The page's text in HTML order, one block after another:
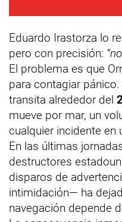
Eduardo Irastorza lo
pero con precisión:
El problema es que
para contagiar
transita alrededor del
mueve por mar, un
cualquier incidente
En las últimas
destructores
disparos de
intimidación— ha
navegación depende